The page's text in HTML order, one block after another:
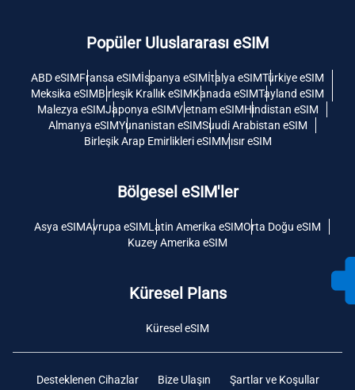
Popüler Uluslararası eSIM
ABD eSIMFransa eSIMİspanya eSIMİtalya eSIMTürkiye eSIM
Meksika eSIMBirleşik Krallık eSIMKanada eSIMTayland eSIM
Malezya eSIMJaponya eSIMVietnam eSIMHindistan eSIM
Almanya eSIMYunanistan eSIMSuudi Arabistan eSIM
Birleşik Arap Emirlikleri eSIMMısır eSIM
Bölgesel eSIM'ler
Asya eSIMAvrupa eSIMLatin Amerika eSIMOrta Doğu eSIM
Kuzey Amerika eSIM
Küresel Plans
Küresel eSIM
Desteklenen Cihazlar Bize Ulaşın Şartlar ve Koşullar